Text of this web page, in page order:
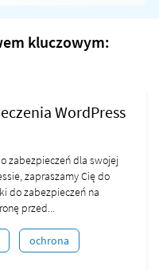
kluczowym:
WordPress
zabezpieczeń dla swojej
zapraszamy Cię do
do zabezpieczeń na
przed...
ochrona